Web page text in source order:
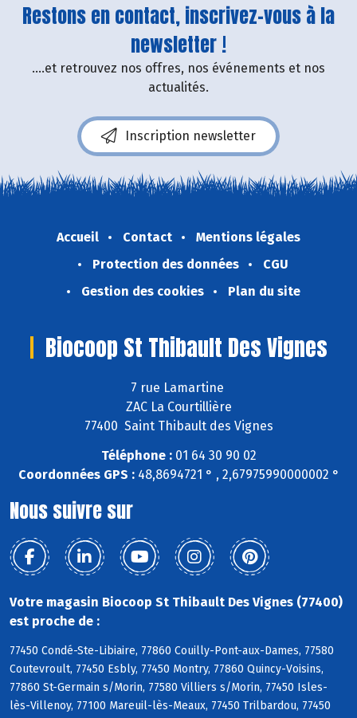
Restons en contact, inscrivez-vous à la
newsletter !
....et retrouvez nos offres, nos événements et nos
actualités.
Inscription newsletter
Accueil Contact
Mentions légales
Protection des données
CGU
Gestion des cookies
Plan du site
Biocoop St Thibault Des Vignes
7 rue Lamartine
ZAC La Courtillière
77400 Saint Thibault des Vignes
Téléphone :01 64 30 90 02
Coordonnées GPS :48,8694721 ° , 2,67975990000002 °
Nous suivre sur
Votre magasin Biocoop St Thibault Des Vignes (77400)
est proche de :
77450 Condé-Ste-Libiaire, 77860 Couilly-Pont-aux-Dames, 77580
Coutevroult, 77450 Esbly, 77450 Montry, 77860 Quincy-Voisins,
77860 St-Germain s/Morin, 77580 Villiers s/Morin, 77450 Isles-
lès-Villenoy, 77100 Mareuil-lès-Meaux, 77450 Trilbardou, 77450